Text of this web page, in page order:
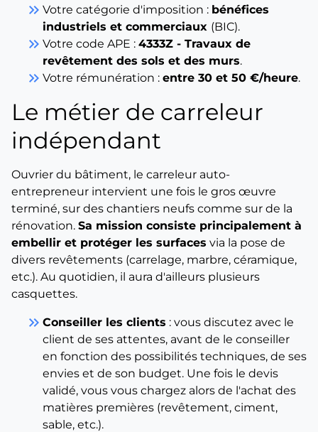
keyboard_double_arrow_right Votre catégorie d'imposition : bénéfices
industriels et commerciaux (BIC).
keyboard_double_arrow_right Votre code APE : 4333Z - Travaux de
revêtement des sols et des murs.
keyboard_double_arrow_right Votre rémunération : entre 30 et 50 €/heure.
Le métier de carreleur
indépendant
Ouvrier du bâtiment, le carreleur auto-
entrepreneur intervient une fois le gros œuvre
terminé, sur des chantiers neufs comme sur de la
rénovation. Sa mission consiste principalement à
embellir et protéger les surfaces via la pose de
divers revêtements (carrelage, marbre, céramique,
etc.). Au quotidien, il aura d'ailleurs plusieurs
casquettes.
keyboard_double_arrow_right Conseiller les clients : vous discutez avec le
client de ses attentes, avant de le conseiller
en fonction des possibilités techniques, de ses
envies et de son budget. Une fois le devis
validé, vous vous chargez alors de l'achat des
matières premières (revêtement, ciment,
sable, etc.).